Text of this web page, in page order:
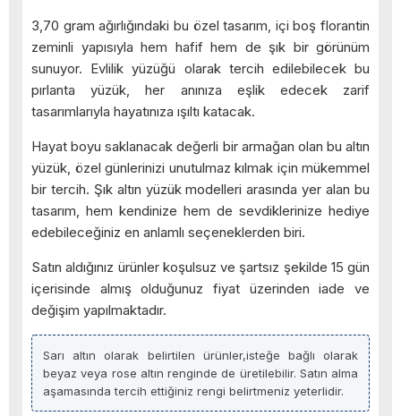
3,70 gram ağırlığındaki bu özel tasarım, içi boş florantin
zeminli yapısıyla hem hafif hem de şık bir görünüm
sunuyor. Evlilik yüzüğü olarak tercih edilebilecek bu
pırlanta yüzük, her anınıza eşlik edecek zarif
tasarımlarıyla hayatınıza ışıltı katacak.
Hayat boyu saklanacak değerli bir armağan olan bu altın
yüzük, özel günlerinizi unutulmaz kılmak için mükemmel
bir tercih. Şık altın yüzük modelleri arasında yer alan bu
tasarım, hem kendinize hem de sevdiklerinize hediye
edebileceğiniz en anlamlı seçeneklerden biri.
Satın aldığınız ürünler koşulsuz ve şartsız şekilde 15 gün
içerisinde almış olduğunuz fiyat üzerinden iade ve
değişim yapılmaktadır.
Sarı altın olarak belirtilen ürünler,isteğe bağlı olarak
beyaz veya rose altın renginde de üretilebilir. Satın alma
aşamasında tercih ettiğiniz rengi belirtmeniz yeterlidir.